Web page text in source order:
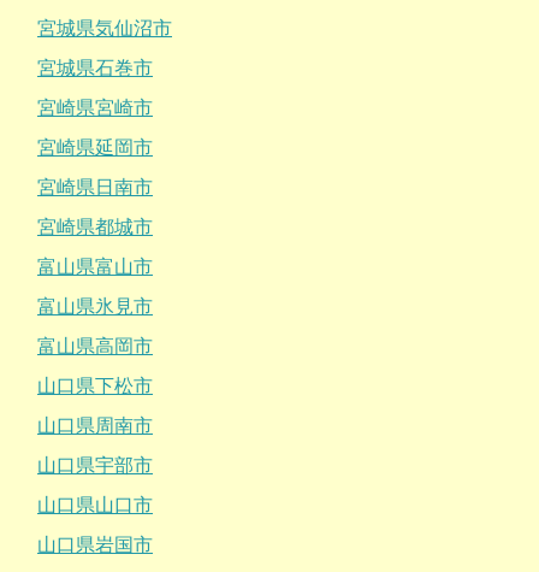
宮城県気仙沼市
宮城県石巻市
宮崎県宮崎市
宮崎県延岡市
宮崎県日南市
宮崎県都城市
富山県富山市
富山県氷見市
富山県高岡市
山口県下松市
山口県周南市
山口県宇部市
山口県山口市
山口県岩国市